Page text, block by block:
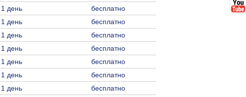
1 день
бесплатно
1 день
бесплатно
1 день
бесплатно
1 день
бесплатно
1 день
бесплатно
1 день
бесплатно
1 день
бесплатно